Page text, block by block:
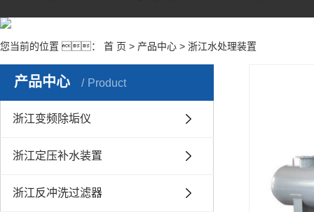
您当前的位置 ： 首 页 > 产品中心 > 浙江水处理装置
产品中心 Product
浙江变频除垢仪
浙江定压补水装置
浙江反冲洗过滤器